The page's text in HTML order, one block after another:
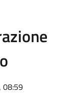
08:59